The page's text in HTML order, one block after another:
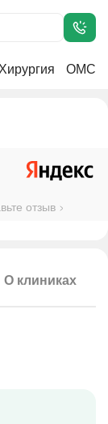
ОМС
отзыв
О клиниках